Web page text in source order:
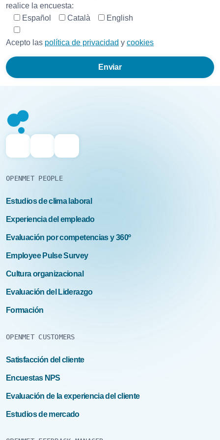
para extraer conclusiones de mercado, tal vez
publicar algún artículo y/o compartirlas con otras
realice la encuesta:
Español
Català English
Acepto las política de privacidad y cookies
OPENMET PEOPLE
Estudios de clima laboral
Experiencia del empleado
Evaluación por competencias y 360º
Employee Pulse Survey
Cultura organizacional
Evaluación del Liderazgo
Formación
OPENMET CUSTOMERS
Satisfacción del cliente
Encuestas NPS
Evaluación de la experiencia del cliente
Estudios de mercado